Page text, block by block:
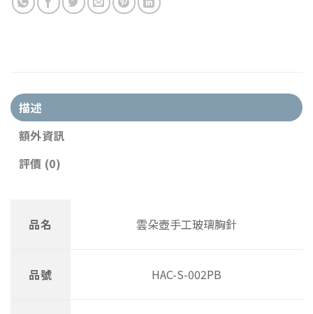
描述
額外資訊
評價 (0)
品名 雲朵壺手工玻璃胸針
品號 HAC-S-002PB